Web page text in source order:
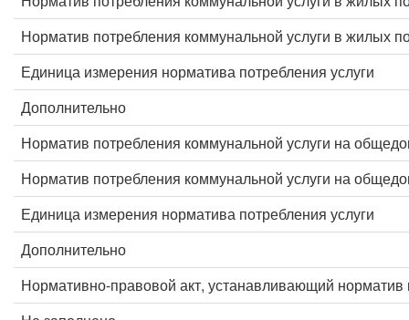
Норматив потребления коммунальной услуги в жилых
Единица измерения норматива потребления услуги
Дополнительно
Норматив потребления коммунальной услуги на
Норматив потребления коммунальной услуги на
Единица измерения норматива потребления услуги
Дополнительно
Нормативно-правовой акт, устанавливающий норматив